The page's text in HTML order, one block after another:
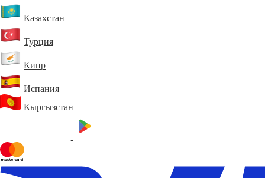
Казахстан
Турция
Кипр
Испания
Кыргызстан